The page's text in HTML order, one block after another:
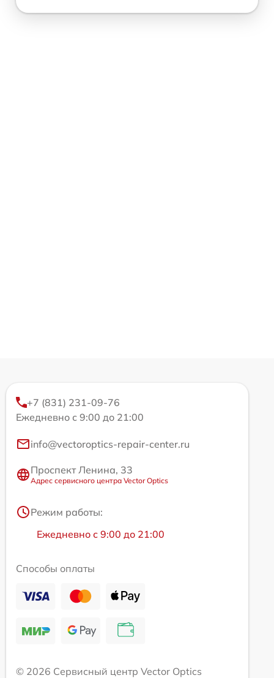
+7 (831) 231-09-76
Ежедневно с 9:00 до 21:00
info@vectoroptics-repair-center.ru
Проспект Ленина, 33
Адрес сервисного центра Vector Optics
Режим работы:
Ежедневно с 9:00 до 21:00
Способы оплаты
© 2026 Сервисный центр Vector Optics